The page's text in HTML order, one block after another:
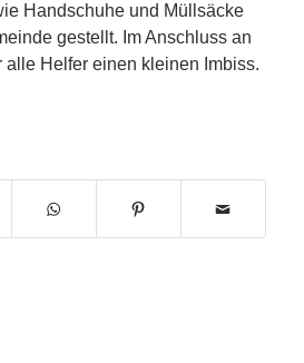
Handschuhe und Müllsäcke
gestellt. Im Anschluss an
alle Helfer einen kleinen Imbiss.